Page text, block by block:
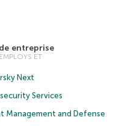
entreprise
ET
Next
Services
Management and Defense